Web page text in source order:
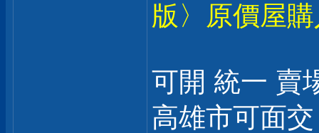
版〉原價屋
可開 統一 賣
高雄市可面交